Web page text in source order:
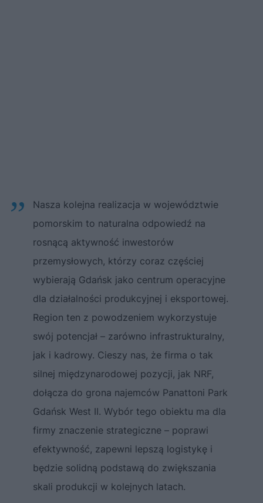
Nasza kolejna realizacja w województwie
pomorskim to naturalna odpowiedź na
rosnącą aktywność inwestorów
przemysłowych, którzy coraz częściej
wybierają Gdańsk jako centrum operacyjne
dla działalności produkcyjnej i eksportowej.
Region ten z powodzeniem wykorzystuje
swój potencjał – zarówno infrastrukturalny,
jak i kadrowy. Cieszy nas, że firma o tak
silnej międzynarodowej pozycji, jak NRF,
dołącza do grona najemców Panattoni Park
Gdańsk West II. Wybór tego obiektu ma dla
firmy znaczenie strategiczne – poprawi
efektywność, zapewni lepszą logistykę i
będzie solidną podstawą do zwiększania
skali produkcji w kolejnych latach.